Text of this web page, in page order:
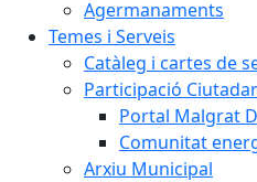
Agermanaments
Temes i Serveis
Catàleg i cartes de
Participació
Portal Malgrat
Comunitat
Arxiu Municipal